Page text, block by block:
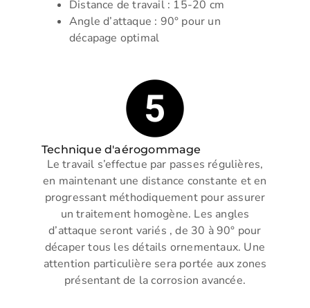
Distance de travail : 15-20 cm
Angle d’attaque : 90° pour un
décapage optimal
Technique d'aérogommage
Le travail s’effectue par passes régulières,
en maintenant une distance constante et en
progressant méthodiquement pour assurer
un traitement homogène. Les angles
d’attaque seront variés , de 30 à 90° pour
décaper tous les détails ornementaux. Une
attention particulière sera portée aux zones
présentant de la corrosion avancée.